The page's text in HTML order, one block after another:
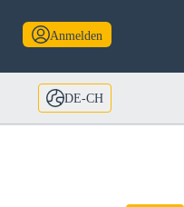
Anmelden
DE-CH